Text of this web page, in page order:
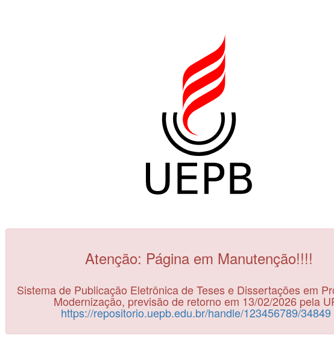
Atenção: Página em Manutenção!!!!
Sistema de Publicação Eletrônica de Teses e Dissertações em
Modernização, previsão de retorno em 13/02/2026 pela
https://repositorio.uepb.edu.br/handle/123456789/34849